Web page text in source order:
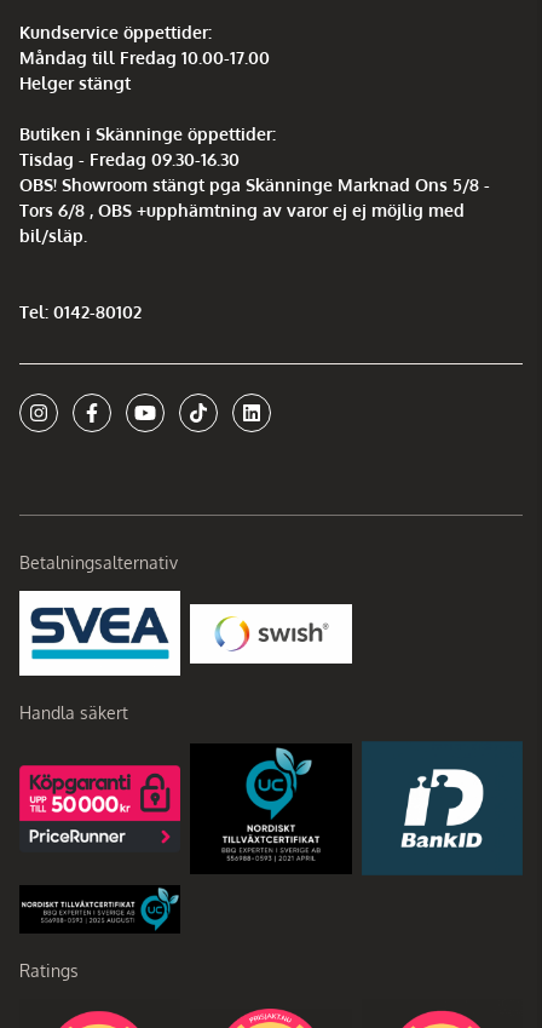
Kundservice öppettider:
Måndag till Fredag 10.00-17.00
Helger stängt
Butiken i Skänninge öppettider:
Tisdag - Fredag 09.30-16.30
OBS! Showroom stängt pga Skänninge Marknad Ons 5/8 -
Tors 6/8 , OBS +upphämtning av varor ej ej möjlig med
bil/släp.
Tel: 0142-80102
Betalningsalternativ
Handla säkert
Ratings